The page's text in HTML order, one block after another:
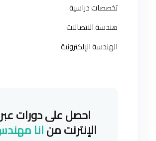
تخصصات دراسية
هندسة الاتصالات
الهندسة الإلكترونية
احصل على دورات عبر
الإنترنت منانا